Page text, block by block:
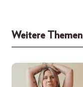
Weitere Themen